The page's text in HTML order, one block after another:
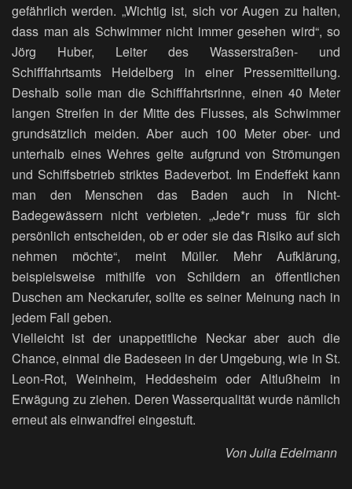
gefährlich werden. „Wichtig ist, sich vor Augen zu halten,
dass man als Schwimmer nicht immer gesehen wird“, so
Jörg Huber, Leiter des Wasserstraßen- und
Schifffahrtsamts Heidelberg in einer Pressemitteilung.
Deshalb solle man die Schifffahrtsrinne, einen 40 Meter
langen Streifen in der Mitte des Flusses, als Schwimmer
grundsätzlich meiden. Aber auch 100 Meter ober- und
unterhalb eines Wehres gelte aufgrund von Strömungen
und Schiffsbetrieb striktes Badeverbot. Im Endeffekt kann
man den Menschen das Baden auch in Nicht-
Badegewässern nicht verbieten. „Jede*r muss für sich
persönlich entscheiden, ob er oder sie das Risiko auf sich
nehmen möchte“, meint Müller. Mehr Aufklärung,
beispielsweise mithilfe von Schildern an öffentlichen
Duschen am Neckarufer, sollte es seiner Meinung nach in
jedem Fall geben.
Vielleicht ist der unappetitliche Neckar aber auch die
Chance, einmal die Badeseen in der Umgebung, wie in St.
Leon-Rot, Weinheim, Heddesheim oder Altlußheim in
Erwägung zu ziehen. Deren Wasserqualität wurde nämlich
erneut als einwandfrei eingestuft.
Von Julia Edelmann